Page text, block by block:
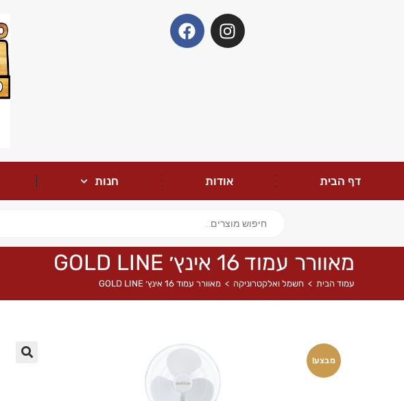
דף הבית אודות חנות
מאוורר עמוד 16 אינץ׳ GOLD LINE
עמוד הבית > חשמל ואלקטרוניקה > מאוורר עמוד 16 אינץ׳ GOLD LINE
מבצע!